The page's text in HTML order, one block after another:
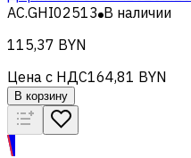
AC.GHI02513 В наличии
115,37 BYN
Цена с НДС164,81 BYN
В корзину